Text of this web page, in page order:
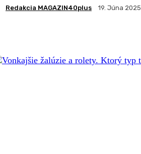
Redakcia MAGAZIN40plus 19. Júna 2025